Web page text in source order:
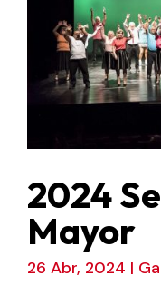
2024
Mayor
26 Abr, 2024 |